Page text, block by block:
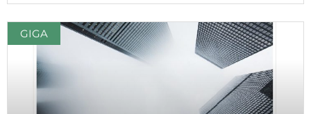
GIGA